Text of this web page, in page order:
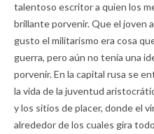
talentoso escritor a quien los
brillante porvenir. Que el joven
gusto el militarismo era cosa
guerra, pero aún no tenía una
porvenir. En la capital rusa se
la vida de la juventud
y los sitios de placer, donde el
alrededor de los cuales gira